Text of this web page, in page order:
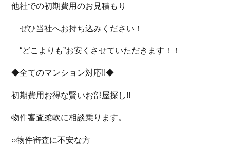
他社での初期費用のお見積もり
ぜひ当社へお持ち込みください！
“どこよりも”お安くさせていただきます！！
◆全てのマンション対応!!◆
初期費用お得な賢いお部屋探し!!
物件審査柔軟に相談乗ります。
○物件審査に不安な方